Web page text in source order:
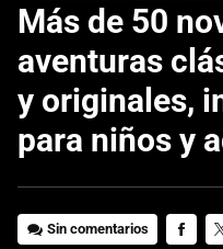
Más de 50
aventuras
y originales,
para niños y
Sin comentarios